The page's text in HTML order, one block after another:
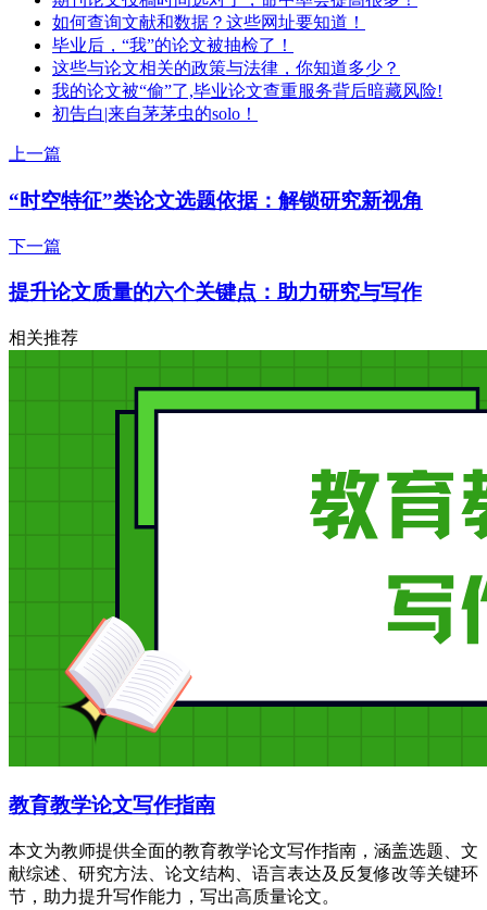
如何查询文献和数据？这些网址要知道！
毕业后，“我”的论文被抽检了！
这些与论文相关的政策与法律，你知道多少？
我的论文被“偷”了,毕业论文查重服务背后暗藏风险!
初告白|来自茅茅虫的solo！
上一篇
“时空特征”类论文选题依据：解锁研究新视角
下一篇
提升论文质量的六个关键点：助力研究与写作
相关推荐
教育教学论文写作指南
本文为教师提供全面的教育教学论文写作指南，涵盖选题、文
献综述、研究方法、论文结构、语言表达及反复修改等关键环
节，助力提升写作能力，写出高质量论文。